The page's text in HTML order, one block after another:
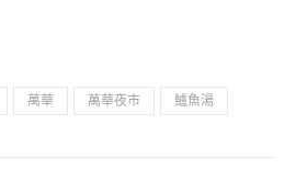
萬華 萬華夜市 鱸魚湯